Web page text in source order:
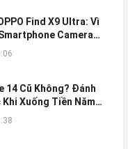
Find X9 Ultra: Vì
Camera
Sản Xuất"?
14 Cũ Không? Đánh
Xuống Tiền Năm